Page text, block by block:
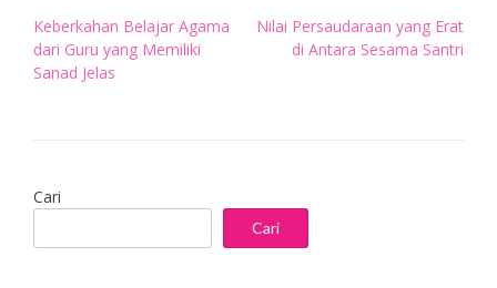
Post
navigation
Keberkahan Belajar Agama
dari Guru yang Memiliki
Sanad Jelas
Nilai Persaudaraan yang Erat
di Antara Sesama Santri
Cari
Cari